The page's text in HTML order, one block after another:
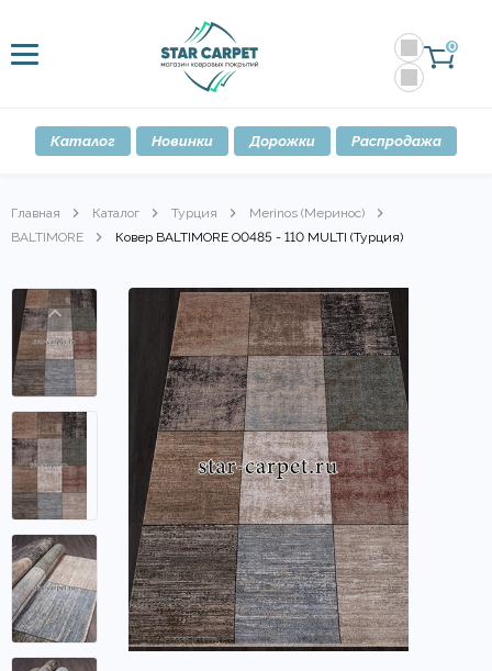
0
Каталог Новинки Дорожки Распродажа
Главная Каталог Турция
Merinos (Меринос)
BALTIMORE
Ковер BALTIMORE O0485 - 110 MULTI (Турция)